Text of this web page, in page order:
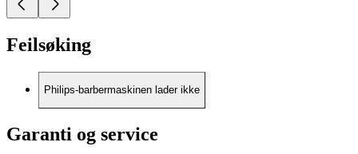
Feilsøking
Philips-barbermaskinen lader ikke
Garanti og service